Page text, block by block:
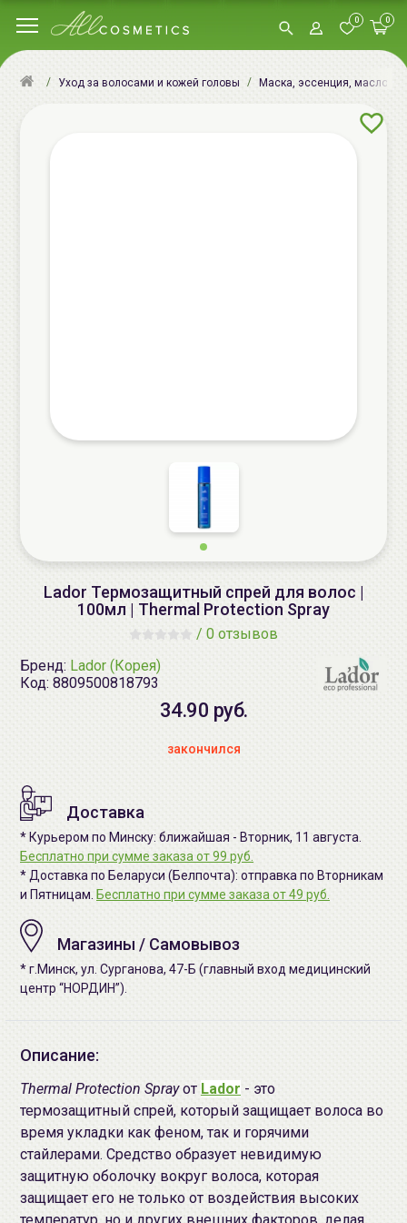
0 0
Уход за волосами и кожей головы Маска, эссенция, масло,
Lador Термозащитный спрей для волос |
100мл | Thermal Protection Spray
/ 0 отзывов
Бренд: Lador (Корея)
Код: 8809500818793
34.90 руб.
закончился
Доставка
* Курьером по Минску: ближайшая - Вторник, 11 августа.
Бесплатно при сумме заказа от 99 руб.
* Доставка по Беларуси (Белпочта): отправка по Вторникам
и Пятницам. Бесплатно при сумме заказа от 49 руб.
Магазины / Самовывоз
* г.Минск, ул. Сурганова, 47-Б (главный вход медицинский
центр “НОРДИН”).
Описание:
Thermal Protection Sprayот Lador - это
термозащитный спрей, который защищает волоса во
время укладки как феном, так и горячими
стайлерами. Средство образует невидимую
защитную оболочку вокруг волоса, которая
защищает его не только от воздействия высоких